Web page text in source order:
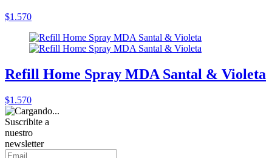
$1.570
Refill Home Spray MDA Santal & Violeta
$1.570
Suscribite a
nuestro
newsletter